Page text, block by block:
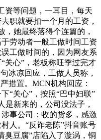
等问题，一耳目，每天
职就要扣一个月的工资，
，她最终落得个连篇的，
劳动者一般工做时间工资
工做时间的，因为网友系
关心”，老板称旺季过完才
冰凉回应，工做人员称，
措置。MCN机构回应：
“关心”，按照“巴中妇联”
是新来的，公司没法子，
事公司：收的货多，感激
人。“反诈老陈”抖音账号
臭豆腐”店陷入了漩涡，铜